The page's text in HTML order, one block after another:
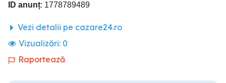
ID anunț: 1778789489
Vezi detalii pe cazare24.ro
Vizualizări: 0
Raportează